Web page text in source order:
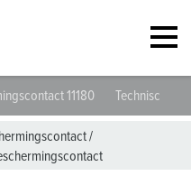
11180 Technische
/